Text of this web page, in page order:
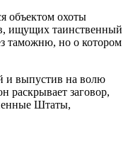
объектом охоты
ищущих таинственный
таможню, но о котором
и выпустив на волю
раскрывает заговор,
Штаты,